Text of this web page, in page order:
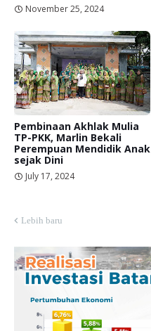
November 25, 2024
Pembinaan Akhlak Mulia
TP-PKK, Marlin Bekali
Perempuan Mendidik Anak
sejak Dini
July 17, 2024
Lebih baru